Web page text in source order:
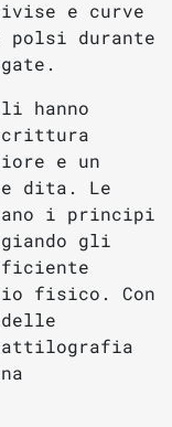
e curve
durante
hanno
e un
dita. Le
i principi
gli
fisico. Con